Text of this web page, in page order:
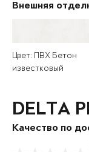
Внешняя
Цвет: ПВХ Бетон
известковый
DELTA
Качество по